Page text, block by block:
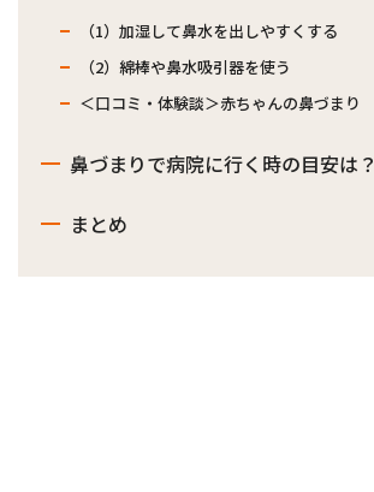
（1）加湿して鼻水を出しやすくする
（2）綿棒や鼻水吸引器を使う
＜口コミ・体験談＞赤ちゃんの鼻づまり
鼻づまりで病院に行く時の目安は？
まとめ